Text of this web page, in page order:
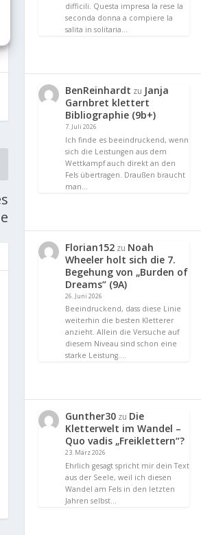
difficili. Questa impresa la rese la
seconda donna a compiere la
salita in solitaria…
BenReinhardt zu Janja
Garnbret klettert
Bibliographie (9b+)
7. Juli 2026
Ich finde es beeindruckend, wenn
sich die Leistungen aus dem
Wettkampf auch direkt an den
Fels übertragen. Draußen braucht
man…
Florian152 zu Noah
Wheeler holt sich die 7.
Begehung von „Burden of
Dreams“ (9A)
26. Juni 2026
Beeindruckend, dass diese Linie
weiterhin die besten Kletterer
anzieht. Allein die Versuche auf
diesem Niveau sind schon eine
starke Leistung.…
Gunther30 zu Die
Kletterwelt im Wandel –
Quo vadis „Freiklettern“?
23. März 2026
Ehrlich gesagt spricht mir dein Text
aus der Seele, weil ich diesen
Wandel am Fels in den letzten
Jahren selbst…